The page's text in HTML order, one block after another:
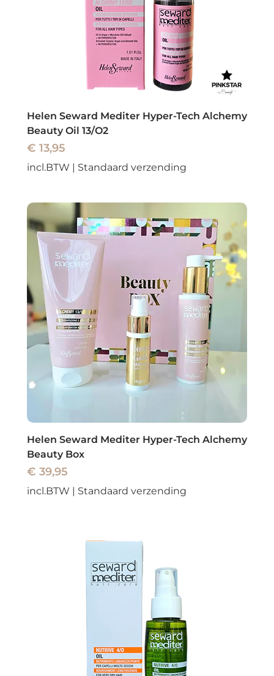
Helen Seward Mediter Hyper-Tech Alchemy
Beauty Oil 13/O2
Prijs
€ 13,95
incl.BTW | Standaard verzending
Helen Seward Mediter Hyper-Tech Alchemy
Beauty Box
Prijs
€ 39,95
incl.BTW Standaard verzending